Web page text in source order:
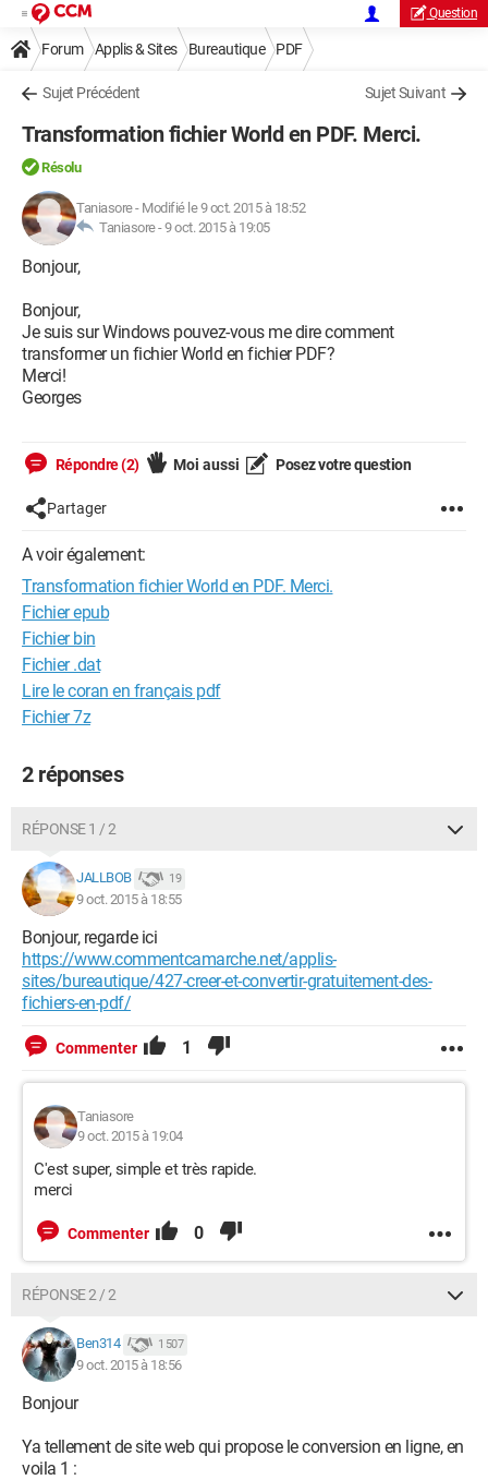
Question
Forum Applis & Sites Bureautique PDF
Sujet Précédent Sujet Suivant
Transformation fichier World en PDF. Merci.
Résolu
Taniasore- Modifié le 9 oct. 2015 à 18:52
Taniasore -9 oct. 2015 à 19:05
Bonjour,
Bonjour,
Je suis sur Windows pouvez-vous me dire comment
transformer un fichier World en fichier PDF?
Merci!
Georges
Répondre (2) Moi aussi Posez votre question
Partager
A voir également:
Transformation fichier World en PDF. Merci.
Fichier epub
Fichier bin
Fichier .dat
Lire le coran en français pdf
Fichier 7z
2 réponses
RÉPONSE 1 / 2
JALLBOB 19
9 oct. 2015 à 18:55
Bonjour, regarde ici
https://www.commentcamarche.net/applis-
sites/bureautique/427-creer-et-convertir-gratuitement-des-
fichiers-en-pdf/
Commenter 1
Taniasore
9 oct. 2015 à 19:04
C'est super, simple et très rapide.
merci
Commenter 0
RÉPONSE 2 / 2
Ben314 1 507
9 oct. 2015 à 18:56
Bonjour
Ya tellement de site web qui propose le conversion en ligne, en
voila 1 :